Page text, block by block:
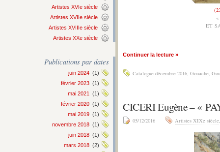
Artistes XVIe siècle
Artistes XVIIe siècle
Artistes XVIIIe siècle
Artistes XXe siècle
Publications par dates
juin 2024 (1)
février 2023 (1)
mai 2021
(1)
février 2020 (1)
mai 2019 (1)
novembre 2018 (1)
juin 2018 (1)
mars 2018 (2)
ET
Continuer la lecture »
Catalogue décembre 2016, Gouache,
CICERI Eugène – «
05/12/2016 Artistes XIXe siècle